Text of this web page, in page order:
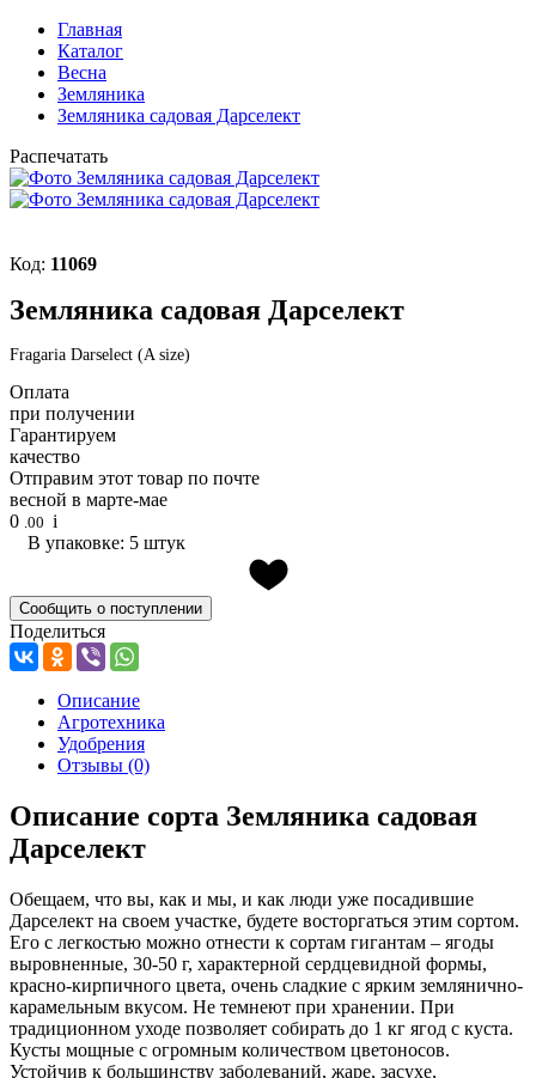
Главная
Каталог
Весна
Земляника
Земляника садовая Дарселект
Распечатать
Код: 11069
Земляника садовая Дарселект
Fragaria Darselect (A size)
Оплата
при получении
Гарантируем
качество
Отправим этот товар по почте
весной в марте-мае
0 .00 i
В упаковке: 5 штук
Сообщить о поступлении
Поделиться
Описание
Агротехника
Удобрения
Отзывы (0)
Описание сорта Земляника садовая
Дарселект
Обещаем, что вы, как и мы, и как люди уже посадившие
Дарселект на своем участке, будете восторгаться этим сортом.
Его с легкостью можно отнести к сортам гигантам – ягоды
выровненные, 30-50 г, характерной сердцевидной формы,
красно-кирпичного цвета, очень сладкие с ярким землянично-
карамельным вкусом. Не темнеют при хранении. При
традиционном уходе позволяет собирать до 1 кг ягод с куста.
Кусты мощные с огромным количеством цветоносов.
Устойчив к большинству заболеваний, жаре, засухе,